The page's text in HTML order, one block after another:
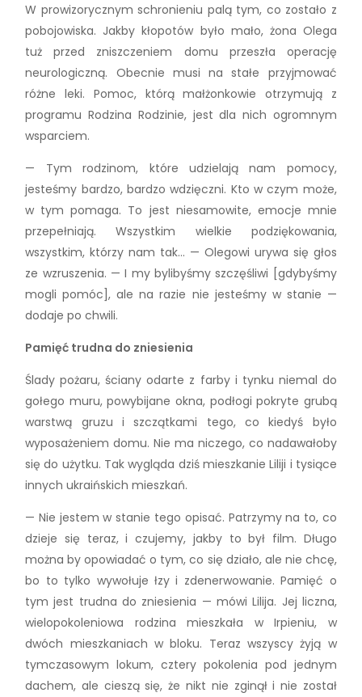
W prowizorycznym schronieniu palą tym, co zostało z
pobojowiska. Jakby kłopotów było mało, żona Olega
tuż przed zniszczeniem domu przeszła operację
neurologiczną. Obecnie musi na stałe przyjmować
różne leki. Pomoc, którą małżonkowie otrzymują z
programu Rodzina Rodzinie, jest dla nich ogromnym
wsparciem.
— Tym rodzinom, które udzielają nam pomocy,
jesteśmy bardzo, bardzo wdzięczni. Kto w czym może,
w tym pomaga. To jest niesamowite, emocje mnie
przepełniają. Wszystkim wielkie podziękowania,
wszystkim, którzy nam tak… — Olegowi urywa się głos
ze wzruszenia. — I my bylibyśmy szczęśliwi [gdybyśmy
mogli pomóc], ale na razie nie jesteśmy w stanie —
dodaje po chwili.
Pamięć trudna do zniesienia
Ślady pożaru, ściany odarte z farby i tynku niemal do
gołego muru, powybijane okna, podłogi pokryte grubą
warstwą gruzu i szczątkami tego, co kiedyś było
wyposażeniem domu. Nie ma niczego, co nadawałoby
się do użytku. Tak wygląda dziś mieszkanie Liliji i tysiące
innych ukraińskich mieszkań.
— Nie jestem w stanie tego opisać. Patrzymy na to, co
dzieje się teraz, i czujemy, jakby to był film. Długo
można by opowiadać o tym, co się działo, ale nie chcę,
bo to tylko wywołuje łzy i zdenerwowanie. Pamięć o
tym jest trudna do zniesienia — mówi Lilija. Jej liczna,
wielopokoleniowa rodzina mieszkała w Irpieniu, w
dwóch mieszkaniach w bloku. Teraz wszyscy żyją w
tymczasowym lokum, cztery pokolenia pod jednym
dachem, ale cieszą się, że nikt nie zginął i nie został